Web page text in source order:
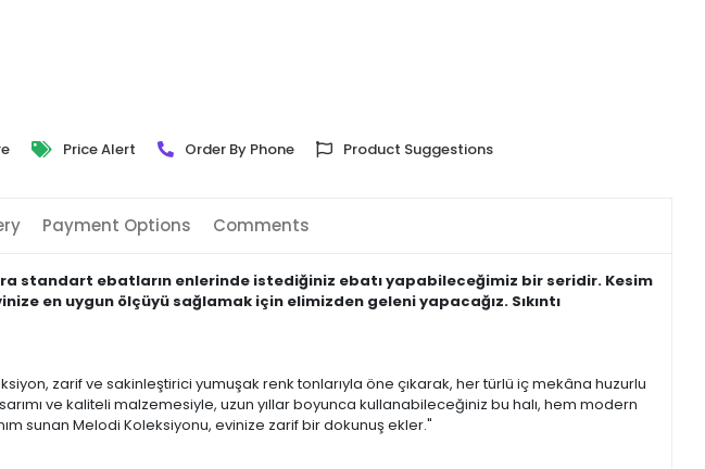
Price Alert Order By Phone Product Suggestions
Payment Options Comments
standart ebatların enlerinde istediğiniz ebatı yapabileceğimiz bir seridir. Kesim
en uygun ölçüyü sağlamak için elimizden geleni yapacağız. Sıkıntı
zarif ve sakinleştirici yumuşak renk tonlarıyla öne çıkarak, her türlü iç mekâna huzurlu
ve kaliteli malzemesiyle, uzun yıllar boyunca kullanabileceğiniz bu halı, hem modern
sunan Melodi Koleksiyonu, evinize zarif bir dokunuş ekler."